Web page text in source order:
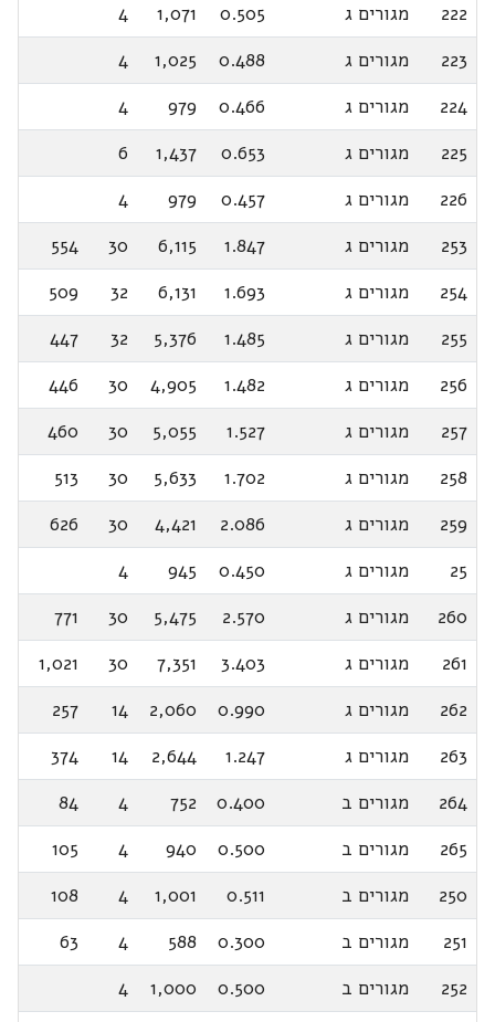
222
מגורים ג 0.505
1,071
4
223
מגורים ג 0.488
1,025
4
224
מגורים ג 0.466
979
4
225
מגורים ג 0.653
1,437
6
226
מגורים ג 0.457
979
4
253
מגורים ג 1.847
6,115
30
554
254
מגורים ג 1.693
6,131
32
509
255
מגורים ג 1.485
5,376
32
447
256
מגורים ג 1.482
4,905
30
446
257
מגורים ג 1.527
5,055
30
460
258
מגורים ג 1.702
5,633
30
513
259
מגורים ג 2.086
4,421
30
626
25
מגורים ג 0.450
945
4
260
מגורים ג 2.570
5,475
30
771
261
מגורים ג 3.403
7,351
30
1,021
262
מגורים ג 0.990
2,060
14
257
263
מגורים ג 1.247
2,644
14
374
264
מגורים ב 0.400
752
4
84
265
מגורים ב 0.500
940
4
105
250
מגורים ב 0.511
1,001
4
108
251
מגורים ב 0.300
588
4
63
252
מגורים ב 0.500
1,000
4